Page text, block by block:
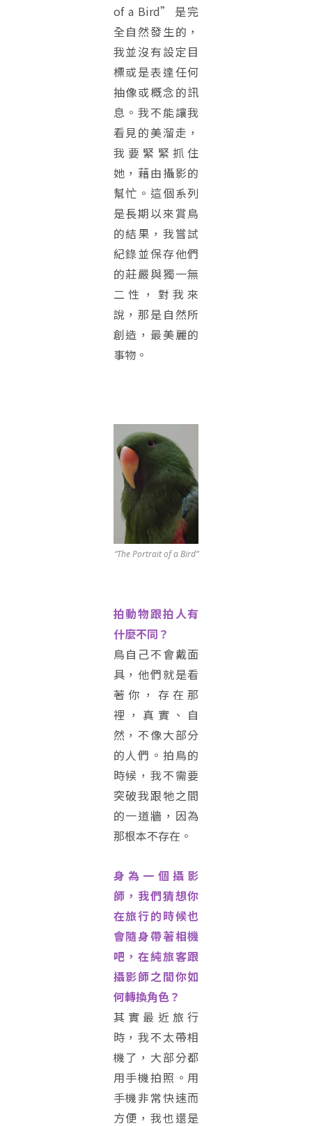
of a Bird” 是完
全自然發生的，
我並沒有設定目
標或是表達任何
抽像或概念的訊
息。我不能讓我
看見的美溜走，
我要緊緊抓住
她，藉由攝影的
幫忙。這個系列
是長期以來賞鳥
的結果，我嘗試
紀錄並保存他們
的莊嚴與獨一無
二性，對我來
說，那是自然所
創造，最美麗的
事物。
“The Portrait of a Bird”
拍動物跟拍人有
什麼不同？
鳥自己不會戴面
具，他們就是看
著你，存在那
裡，真實、自
然，不像大部分
的人們。拍鳥的
時候，我不需要
突破我跟牠之間
的一道牆，因為
那根本不存在。
身為一個攝影
師，我們猜想你
在旅行的時候也
會隨身帶著相機
吧，在純旅客跟
攝影師之間你如
何轉換角色？
其實最近旅行
時，我不太帶相
機了，大部分都
用手機拍照。用
手機非常快速而
方便，我也還是